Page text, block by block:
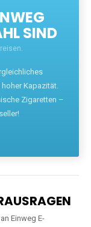
SIND
Kapazität.
Zigaretten –
Einweg E-